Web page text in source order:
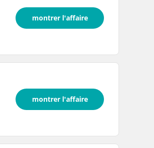
montrer l'affaire
montrer l'affaire